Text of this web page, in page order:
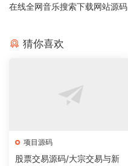
在线全网音乐搜索下载网站源码
猜你喜欢
项目源码
股票交易源码/大宗交易与新